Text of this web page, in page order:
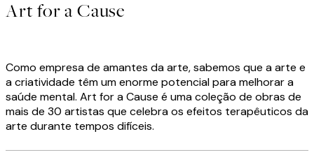
Art for a Cause
Como empresa de amantes da arte, sabemos que a arte e
a criatividade têm um enorme potencial para melhorar a
saúde mental. Art for a Cause é uma coleção de obras de
mais de 30 artistas que celebra os efeitos terapêuticos da
arte durante tempos difíceis.